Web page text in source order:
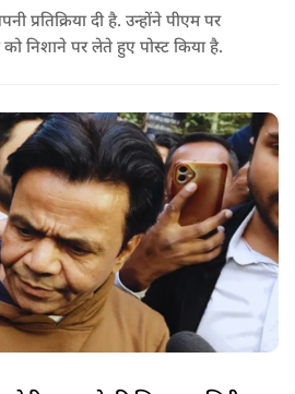
प्रतिक्रिया दी है. उन्होंने पीएम पर
निशाने पर लेते हुए पोस्ट किया है.